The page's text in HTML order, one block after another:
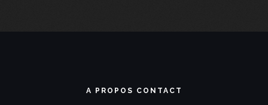
A PROPOS CONTACT